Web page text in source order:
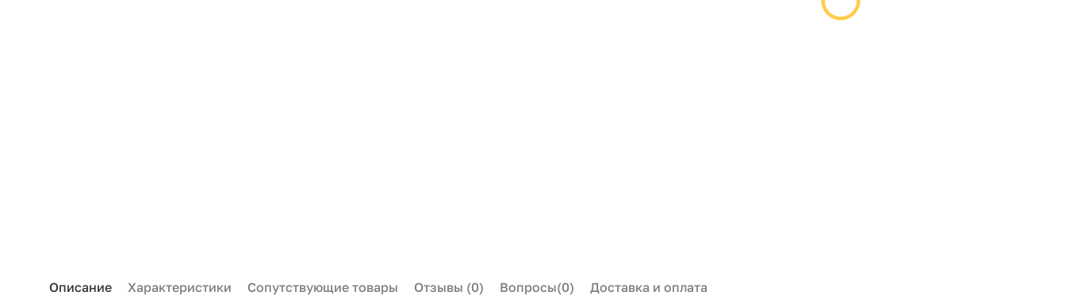
Описание Характеристики Сопутствующие товары Отзывы (0) Вопросы(0) Доставка и оплата